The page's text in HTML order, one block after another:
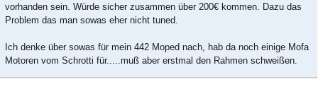
vorhanden sein. Würde sicher zusammen über 200€ kommen. Dazu das
Problem das man sowas eher nicht tuned.
Ich denke über sowas für mein 442 Moped nach, hab da noch einige Mofa
Motoren vom Schrotti für.....muß aber erstmal den Rahmen schweißen.